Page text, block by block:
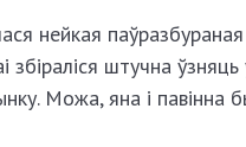
нейкая
штучна ўзняць
Можа, яна і павінна